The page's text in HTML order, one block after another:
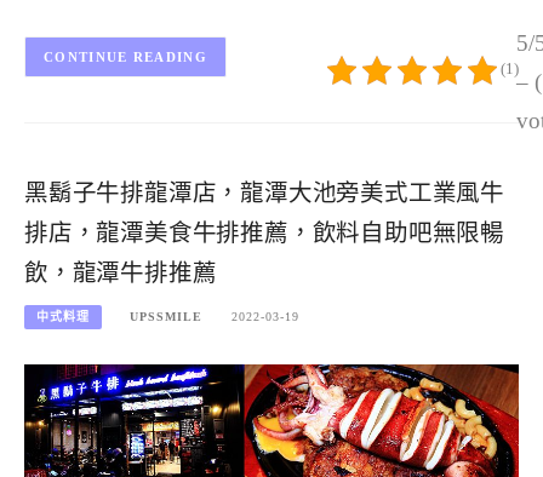
5/
–
(1)
CONTINUE READING
黑鬍子牛排龍潭店，龍潭大池旁美式工業風牛
排店，龍潭美食牛排推薦，飲料自助吧無限暢
飲，龍潭牛排推薦
中式料理 UPSSMILE 2022-03-19